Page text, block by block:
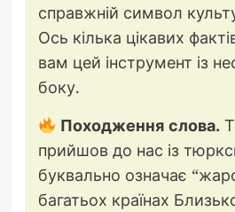
справжній символ
Ось кілька цікавих
вам цей інструмент із
боку.
Походження слова.
прийшов до нас із
буквально означає
багатьох країнах